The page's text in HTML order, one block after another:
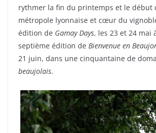
rythmer la fin du printemps et le début
métropole lyonnaise et cœur du
édition de Gamay Days, les 23 et 24 mai
septième édition de Bienvenue en
21 juin, dans une cinquantaine de
beaujolais.